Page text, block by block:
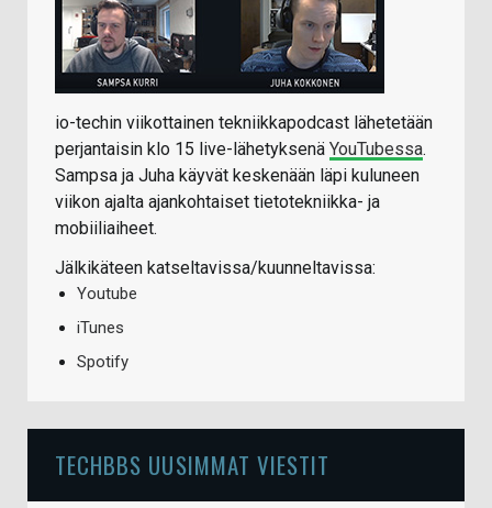
io-techin viikottainen tekniikkapodcast lähetetään
perjantaisin klo 15 live-lähetyksenä YouTubessa.
Sampsa ja Juha käyvät keskenään läpi kuluneen
viikon ajalta ajankohtaiset tietotekniikka- ja
mobiiliaiheet.
Jälkikäteen katseltavissa/kuunneltavissa:
Youtube
iTunes
Spotify
TECHBBS UUSIMMAT VIESTIT